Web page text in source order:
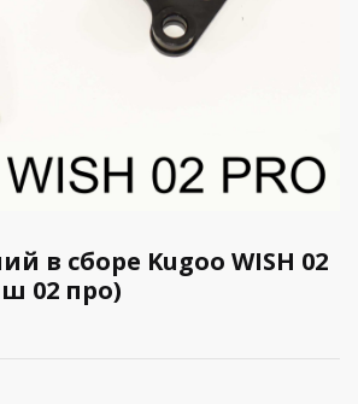
в сборе Kugoo WISH 02
02 про)